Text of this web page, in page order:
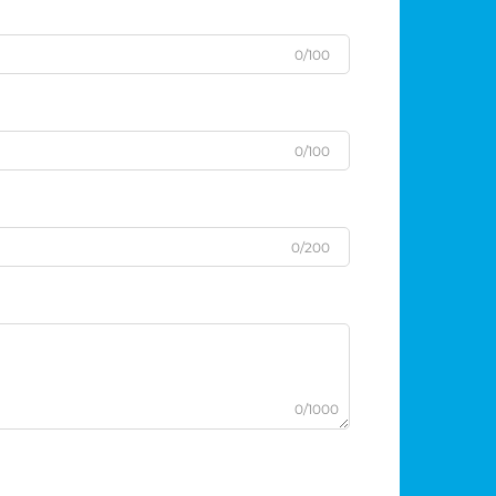
0/100
0/100
0/200
0/1000